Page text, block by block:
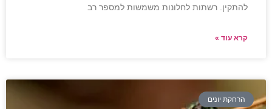
להתקין. רשתות לחלונות משמשות למספר רב
קרא עוד »
הרחקת יונים